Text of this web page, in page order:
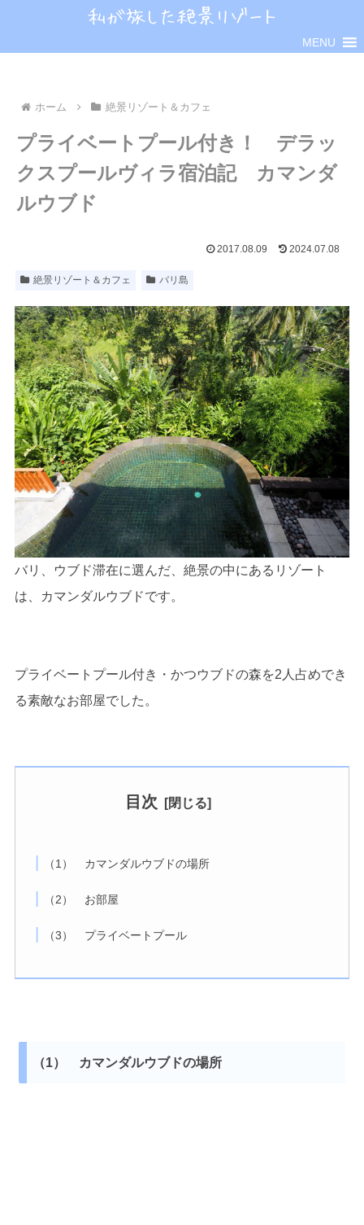
MENU
ホーム 絶景リゾート＆カフェ
プライベートプール付き！ デラッ
クスプールヴィラ宿泊記 カマンダ
ルウブド
2017.08.09 2024.07.08
絶景リゾート＆カフェ バリ島
バリ、ウブド滞在に選んだ、絶景の中にあるリゾート
は、カマンダルウブドです。
プライベートプール付き・かつウブドの森を2人占めでき
る素敵なお部屋でした。
目次
（1） カマンダルウブドの場所
（2） お部屋
（3） プライベートプール
（1） カマンダルウブドの場所